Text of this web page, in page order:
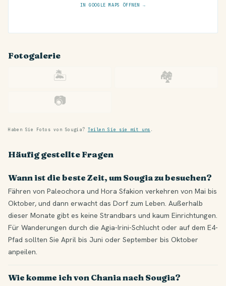
IN GOOGLE MAPS ÖFFNEN →
Fotogalerie
🏝
🏘
📷
Haben Sie Fotos von Sougia? Teilen Sie sie mit uns .
Häufig gestellte Fragen
Wann ist die beste Zeit, um Sougia zu besuchen?
Fähren von Paleochora und Hora Sfakion verkehren von Mai bis
Oktober, und dann erwacht das Dorf zum Leben. Außerhalb
dieser Monate gibt es keine Strandbars und kaum Einrichtungen.
Für Wanderungen durch die Agia-Irini-Schlucht oder auf dem E4-
Pfad sollten Sie April bis Juni oder September bis Oktober
anpeilen.
Wie komme ich von Chania nach Sougia?